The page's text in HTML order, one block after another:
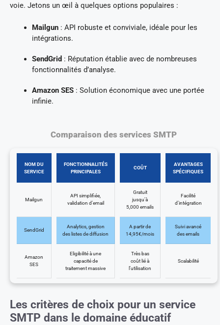
voie. Jetons un œil à quelques options populaires :
Mailgun : API robuste et conviviale, idéale pour les
intégrations.
SendGrid : Réputation établie avec de nombreuses
fonctionnalités d’analyse.
Amazon SES : Solution économique avec une portée
infinie.
Comparaison des services SMTP
NOM DU
SERVICE
FONCTIONNALITÉS
PRINCIPALES
COÛT
AVANTAGES
SPÉCIFIQUES
Mailgun
API simplifiée,
validation d’email
Gratuit
jusqu’à
5,000 emails
Facilité
d’intégration
SendGrid
Analytics, gestion
des listes de diffusion
A partir de
14,95€/mois
Suivi avancé
des emails
Amazon
SES
Eligibilité à une
capacité de
traitement massive
Très bas
coût lié à
l’utilisation
Scalabilité
Les critères de choix pour un service
SMTP dans le domaine éducatif